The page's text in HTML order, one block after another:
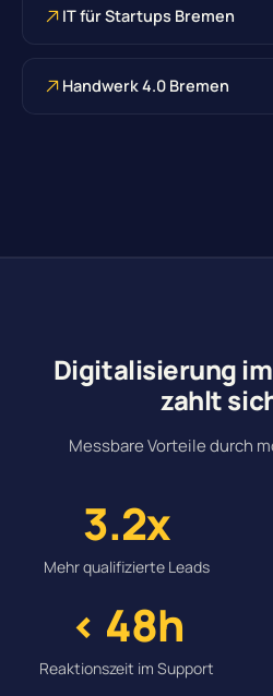
IT für Startups Bremen
Handwerk 4.0 Bremen
Digitalisierung
zahlt
Messbare Vorteile durch
3.2x
Mehr qualifizierte Leads
< 48h
Reaktionszeit im Support